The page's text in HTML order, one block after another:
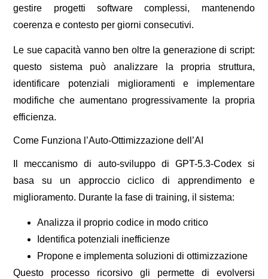
gestire progetti software complessi, mantenendo
coerenza e contesto per giorni consecutivi.
Le sue capacità vanno ben oltre la generazione di script:
questo sistema può analizzare la propria struttura,
identificare potenziali miglioramenti e implementare
modifiche che aumentano progressivamente la propria
efficienza.
Come Funziona l’Auto-Ottimizzazione dell’AI
Il meccanismo di auto-sviluppo di GPT-5.3-Codex si
basa su un approccio ciclico di apprendimento e
miglioramento. Durante la fase di training, il sistema:
Analizza il proprio codice in modo critico
Identifica potenziali inefficienze
Propone e implementa soluzioni di ottimizzazione
Questo processo ricorsivo gli permette di evolversi